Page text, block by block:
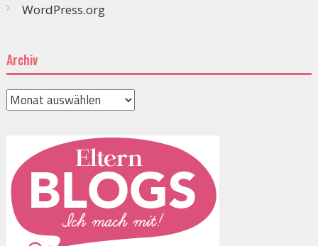
WordPress.org
Archiv
Archiv